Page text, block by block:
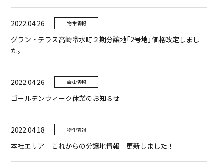
2022.04.26 物件情報
グラン・テラス高崎冷水町２期分譲地「2号地」価格改定しまし
た。
2022.04.26 会社情報
ゴールデンウィーク休業のお知らせ
2022.04.18 物件情報
本社エリア これからの分譲地情報 更新しました！